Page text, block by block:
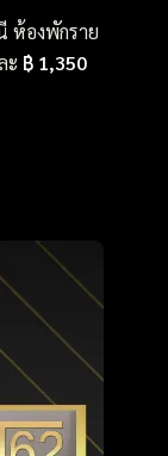
ห้องพักราย
ะ ฿ 1,350